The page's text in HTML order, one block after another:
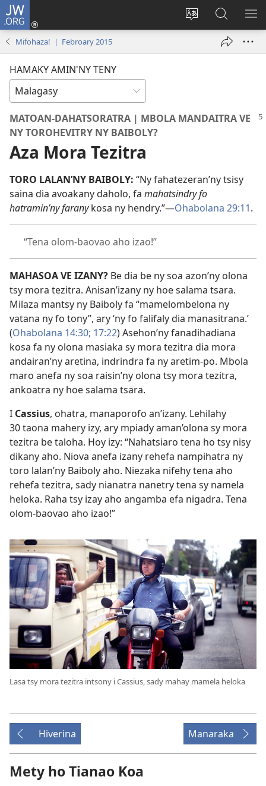
JW.ORG
Hiova
Hiditra
(manokatra
ato
Amin’ny
Mifohaza! | Febroary 2015
HAMAKY AMIN'NY TENY
MATOAN-DAHATSORATRA | MBOLA MANDAITRA VE
NY TOROHEVITRY NY BAIBOLY?
Aza Mora Tezitra
TORO LALAN’NY BAIBOLY: “Ny fahatezeran’ny tsisy
saina dia avoakany daholo, fa mahatsindry fo
hatramin’ny faranykosa ny hendry.”—Ohabolana 29:11.
“Tena olom-baovao aho izao!”
MAHASOA VE IZANY? Be dia be ny soa azon’ny olona
tsy mora tezitra. Anisan’izany ny hoe salama tsara.
Milaza mantsy ny Baiboly fa “mamelombelona ny
vatana ny fo tony”, ary ‘ny fo falifaly dia manasitrana.’
(Ohabolana 14:30; 17:22) Asehon’ny fanadihadiana
kosa fa ny olona masiaka sy mora tezitra dia mora
andairan’ny aretina, indrindra fa ny aretim-po. Mbola
maro anefa ny soa raisin’ny olona tsy mora tezitra,
ankoatra ny hoe salama tsara.
I Cassius, ohatra, manaporofo an’izany. Lehilahy
30 taona mahery izy, ary mpiady aman’olona sy mora
tezitra be taloha. Hoy izy: “Nahatsiaro tena ho tsy nisy
dikany aho. Niova anefa izany rehefa nampihatra ny
toro lalan’ny Baiboly aho. Niezaka nifehy tena aho
rehefa tezitra, sady nianatra nanetry tena sy namela
heloka. Raha tsy izay aho angamba efa nigadra. Tena
olom-baovao aho izao!”
Lasa tsy mora tezitra intsony i Cassius, sady mahay mamela heloka
Hiverina Manaraka
Mety ho Tianao Koa